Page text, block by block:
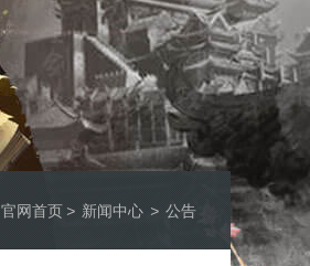
官网首页> 新闻中心 > 公告